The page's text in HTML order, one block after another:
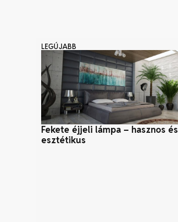
LEGÚJABB
Fekete éjjeli lámpa – hasznos és
esztétikus